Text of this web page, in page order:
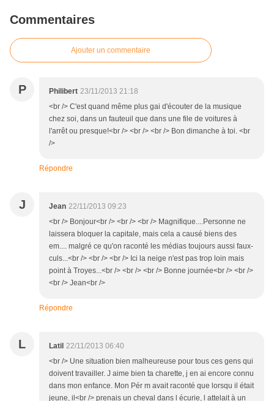
Commentaires
Ajouter un commentaire
P Philibert 23/11/2013 21:18
<br /> C'est quand même plus gai d'écouter de la musique
chez soi, dans un fauteuil que dans une file de voitures à
l'arrêt ou presque!<br /> <br /> <br /> Bon dimanche à toi. <br
/>
Répondre
J Jean 22/11/2013 09:23
<br /> Bonjour<br /> <br /> <br /> Magnifique....Personne ne
laissera bloquer la capitale, mais cela a causé biens des
em.... malgré ce qu'on raconté les médias toujours aussi faux-
culs...<br /> <br /> <br /> Ici la neige n'est pas trop loin mais
point à Troyes...<br /> <br /> <br /> Bonne journée<br /> <br />
<br /> Jean<br />
Répondre
L Latil 22/11/2013 06:40
<br /> Une situation bien malheureuse pour tous ces gens qui
doivent travailler. J aime bien ta charette, j en ai encore connu
dans mon enfance. Mon Pér m avait raconté que lorsqu il était
jeune, il<br /> prenais un cheval dans l écurie, l attelait à un